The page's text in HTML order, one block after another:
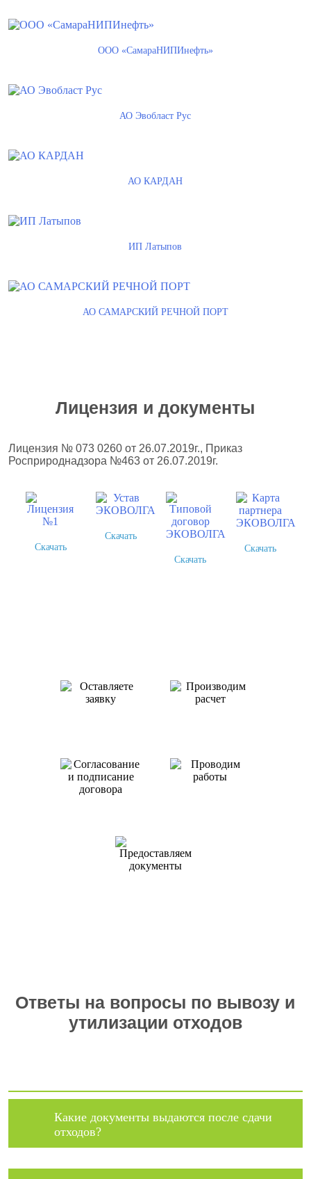
ООО «СамараНИПИнефть»
АО Эвобласт Рус
АО КАРДАН
ИП Латыпов
АО САМАРСКИЙ РЕЧНОЙ ПОРТ
Лицензия и документы
Лицензия № 073 0260 от 26.07.2019г., Приказ
Росприроднадзора №463 от 26.07.2019г.
Скачать
Скачать
Скачать
Скачать
Ответы на вопросы по вывозу и
утилизации отходов
Какие документы выдаются после сдачи
отходов?